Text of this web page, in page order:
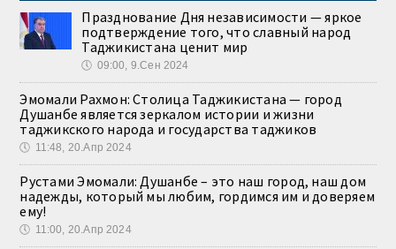
Празднование Дня независимости — яркое
подтверждение того, что славный народ
Таджикистана ценит мир
🕔 09:00, 9.Сен 2024
Эмомали Рахмон: Столица Таджикистана — город
Душанбе является зеркалом истории и жизни
таджикского народа и государства таджиков
🕔 11:48, 20.Апр 2024
Рустами Эмомали: Душанбе – это наш город, наш дом
надежды, который мы любим, гордимся им и доверяем
ему!
🕔 11:00, 20.Апр 2024